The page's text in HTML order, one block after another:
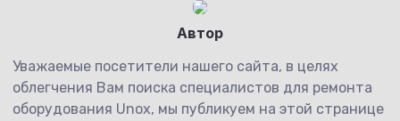
Автор
Уважаемые посетители нашего сайта, в целях
облегчения Вам поиска специалистов для ремонта
оборудования Unox, мы публикуем на этой странице